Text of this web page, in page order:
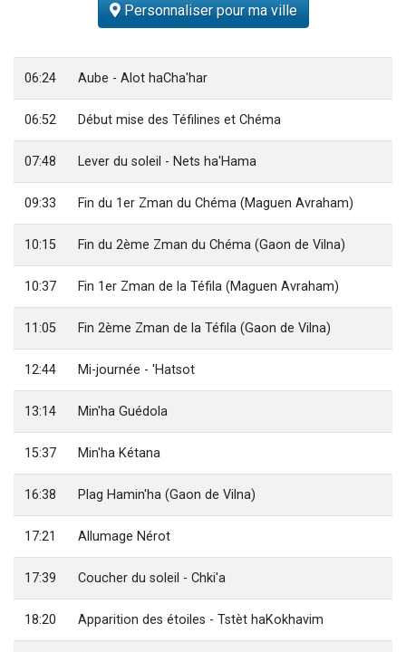
Il reste 49 places pour étudier en groupe sur Zoom
12 nouvelles musiques dans Torah-Box Music
Personnaliser pour ma ville
06:24 Aube - Alot haCha'har
06:52 Début mise des Téfilines et Chéma
07:48 Lever du soleil - Nets ha'Hama
09:33 Fin du 1er Zman du Chéma (Maguen Avraham)
10:15 Fin du 2ème Zman du Chéma (Gaon de Vilna)
10:37 Fin 1er Zman de la Téfila (Maguen Avraham)
11:05 Fin 2ème Zman de la Téfila (Gaon de Vilna)
12:44 Mi-journée - 'Hatsot
13:14 Min'ha Guédola
15:37 Min'ha Kétana
16:38 Plag Hamin'ha (Gaon de Vilna)
17:21 Allumage Nérot
17:39 Coucher du soleil - Chki'a
18:20 Apparition des étoiles - Tstèt haKokhavim